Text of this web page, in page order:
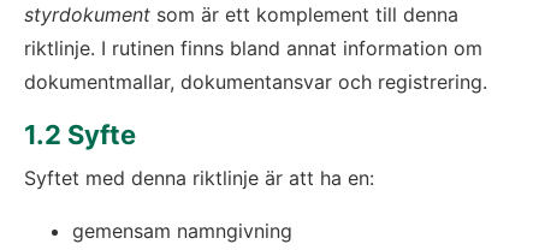
styrdokument som är ett komplement till denna
riktlinje. I rutinen finns bland annat information om
dokumentmallar, dokumentansvar och registrering.
1.2 Syfte
Syftet med denna riktlinje är att ha en:
gemensam namngivning